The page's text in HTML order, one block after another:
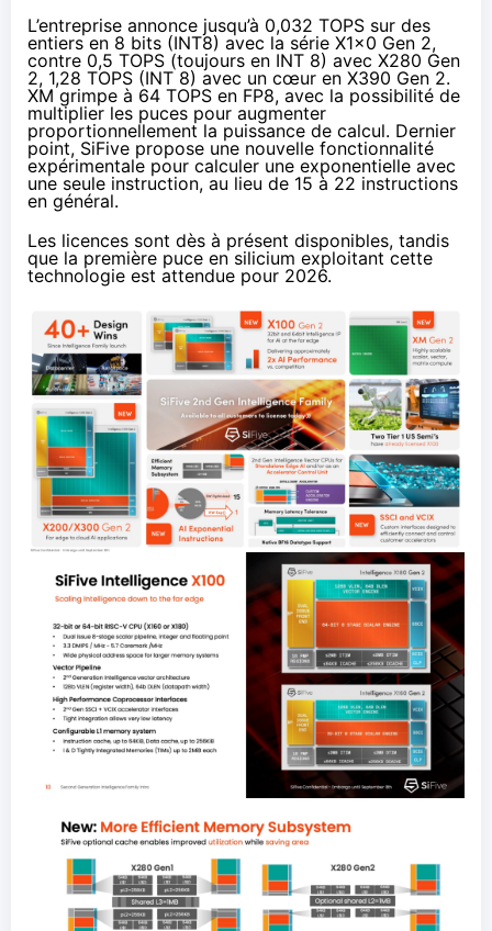
L’entreprise annonce jusqu’à 0,032 TOPS sur des
entiers en 8 bits (INT8) avec la série X1x0 Gen 2,
contre 0,5 TOPS (toujours en INT 8) avec X280 Gen
2, 1,28 TOPS (INT 8) avec un cœur en X390 Gen 2.
XM grimpe à 64 TOPS en FP8, avec la possibilité de
multiplier les puces pour augmenter
proportionnellement la puissance de calcul. Dernier
point, SiFive propose une nouvelle fonctionnalité
expérimentale pour calculer une exponentielle avec
une seule instruction, au lieu de 15 à 22 instructions
en général.
Les licences sont dès à présent disponibles, tandis
que la première puce en silicium exploitant cette
technologie est attendue pour 2026.